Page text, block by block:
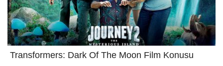
Transformers: Dark Of The Moon Film Konusu